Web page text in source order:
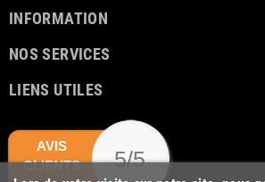
INFORMATION
NOS SERVICES
LIENS UTILES
AVIS
CLIENTS
5/5